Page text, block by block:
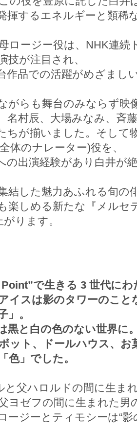
揮するエネルギーと類稀
ロージー役は、NHK連続
技が注目され、
作品での活躍がめざまし
がらも舞台のみならず映
名村辰、大場みなみ、斉
ちが揃いました。そして
体のナレーター)役を、
の出演経験があり白井が
結した魅力あふれる旬の
楽しめる新たな『メルセ
ります。
で生きる 3 世代に
イスは影のタワーのこ
」。
黒と白の色のない世界に
ット、ドールハウス、お
色」でした。
と父ハロルドの間に生ま
ヨゼフの間に生まれた男
ージーとティモシーは“